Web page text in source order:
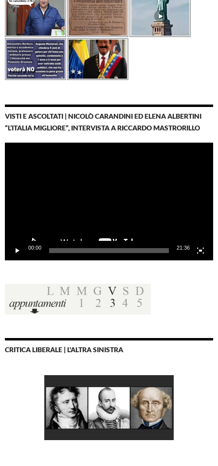
VISTI E ASCOLTATI | NICOLÒ CARANDINI ED ELENA ALBERTINI
“L’ITALIA MIGLIORE”, INTERVISTA A RICCARDO MASTRORILLO
00:00 21:36
CRITICA LIBERALE | L'ALTRA SINISTRA